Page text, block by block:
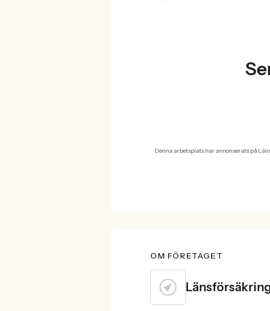
Denna arbetsplats har annonserats på
OM FÖRETAGET